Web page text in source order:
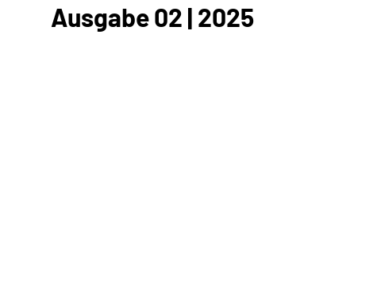
Ausgabe 02 | 2025